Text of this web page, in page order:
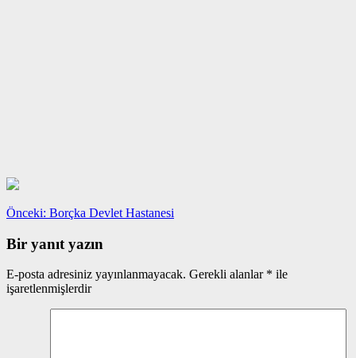
Yazı
gezinmesi
Önceki: Önceki
Borçka Devlet Hastanesi
Bir yanıt yazın
E-posta adresiniz yayınlanmayacak. Gerekli alanlar * ile
işaretlenmişlerdir